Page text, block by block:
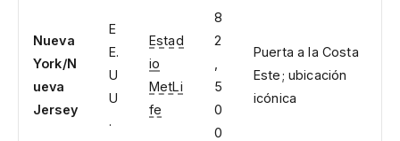
Nueva
York/N
ueva
Jersey
E
E.
U
U
.
Estad
io
MetLi
fe
8
2
5
0
0
Puerta a la Costa
Este; ubicación
icónica